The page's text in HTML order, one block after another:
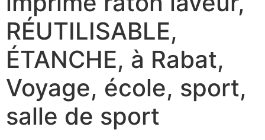
RÉUTILISABLE,
ÉTANCHE, à Rabat,
Voyage, école, sport,
salle de sport